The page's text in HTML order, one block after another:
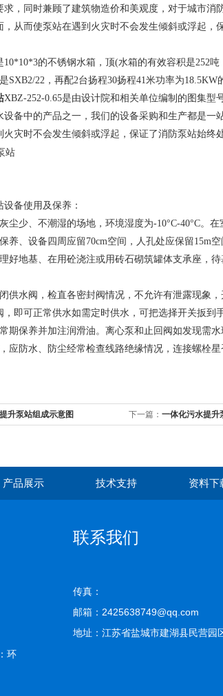
求，同时兼顾了建筑物造价和美观度，对于城市
，从而使泵站在遇到火灾时不会发生倾斜或浮起，
的不锈钢水箱，顶(水箱的有效容积是252
SXB2/22，再配2台扬程30扬程41米功率为18.5KW
XBZ-252-0.65是由设计院和相关单位编制的图集型
设备中的产品之一，我们的设备采购和生产都是
灾时不会发生倾斜或浮起，保证了消防泵站始终
备使用及保养：
尘少、不潮湿的场地，环境湿度为-10°C-40°C。
养、设备四周应留70cm空间，人孔处应保留15m
好地基、在用砼浇注或用砖石砌筑罐体支承座，
供水阀，检直各密封阀情况，不允许有泄露现象
，即可正常供水如需定时供水，可把选择开关扳到
期保养并加注润滑油。离心泵和止回阀如发现需
应防水、防尘经常检查线路绝缘情况，连接螺栓
升泵站组成示意图 下一篇： 一体化污水提升
产品展示 技术支持 资料下
环
联系我们
传真：
邮箱：2425638749@qq.com
地址：江苏省盐城市建湖县民营园